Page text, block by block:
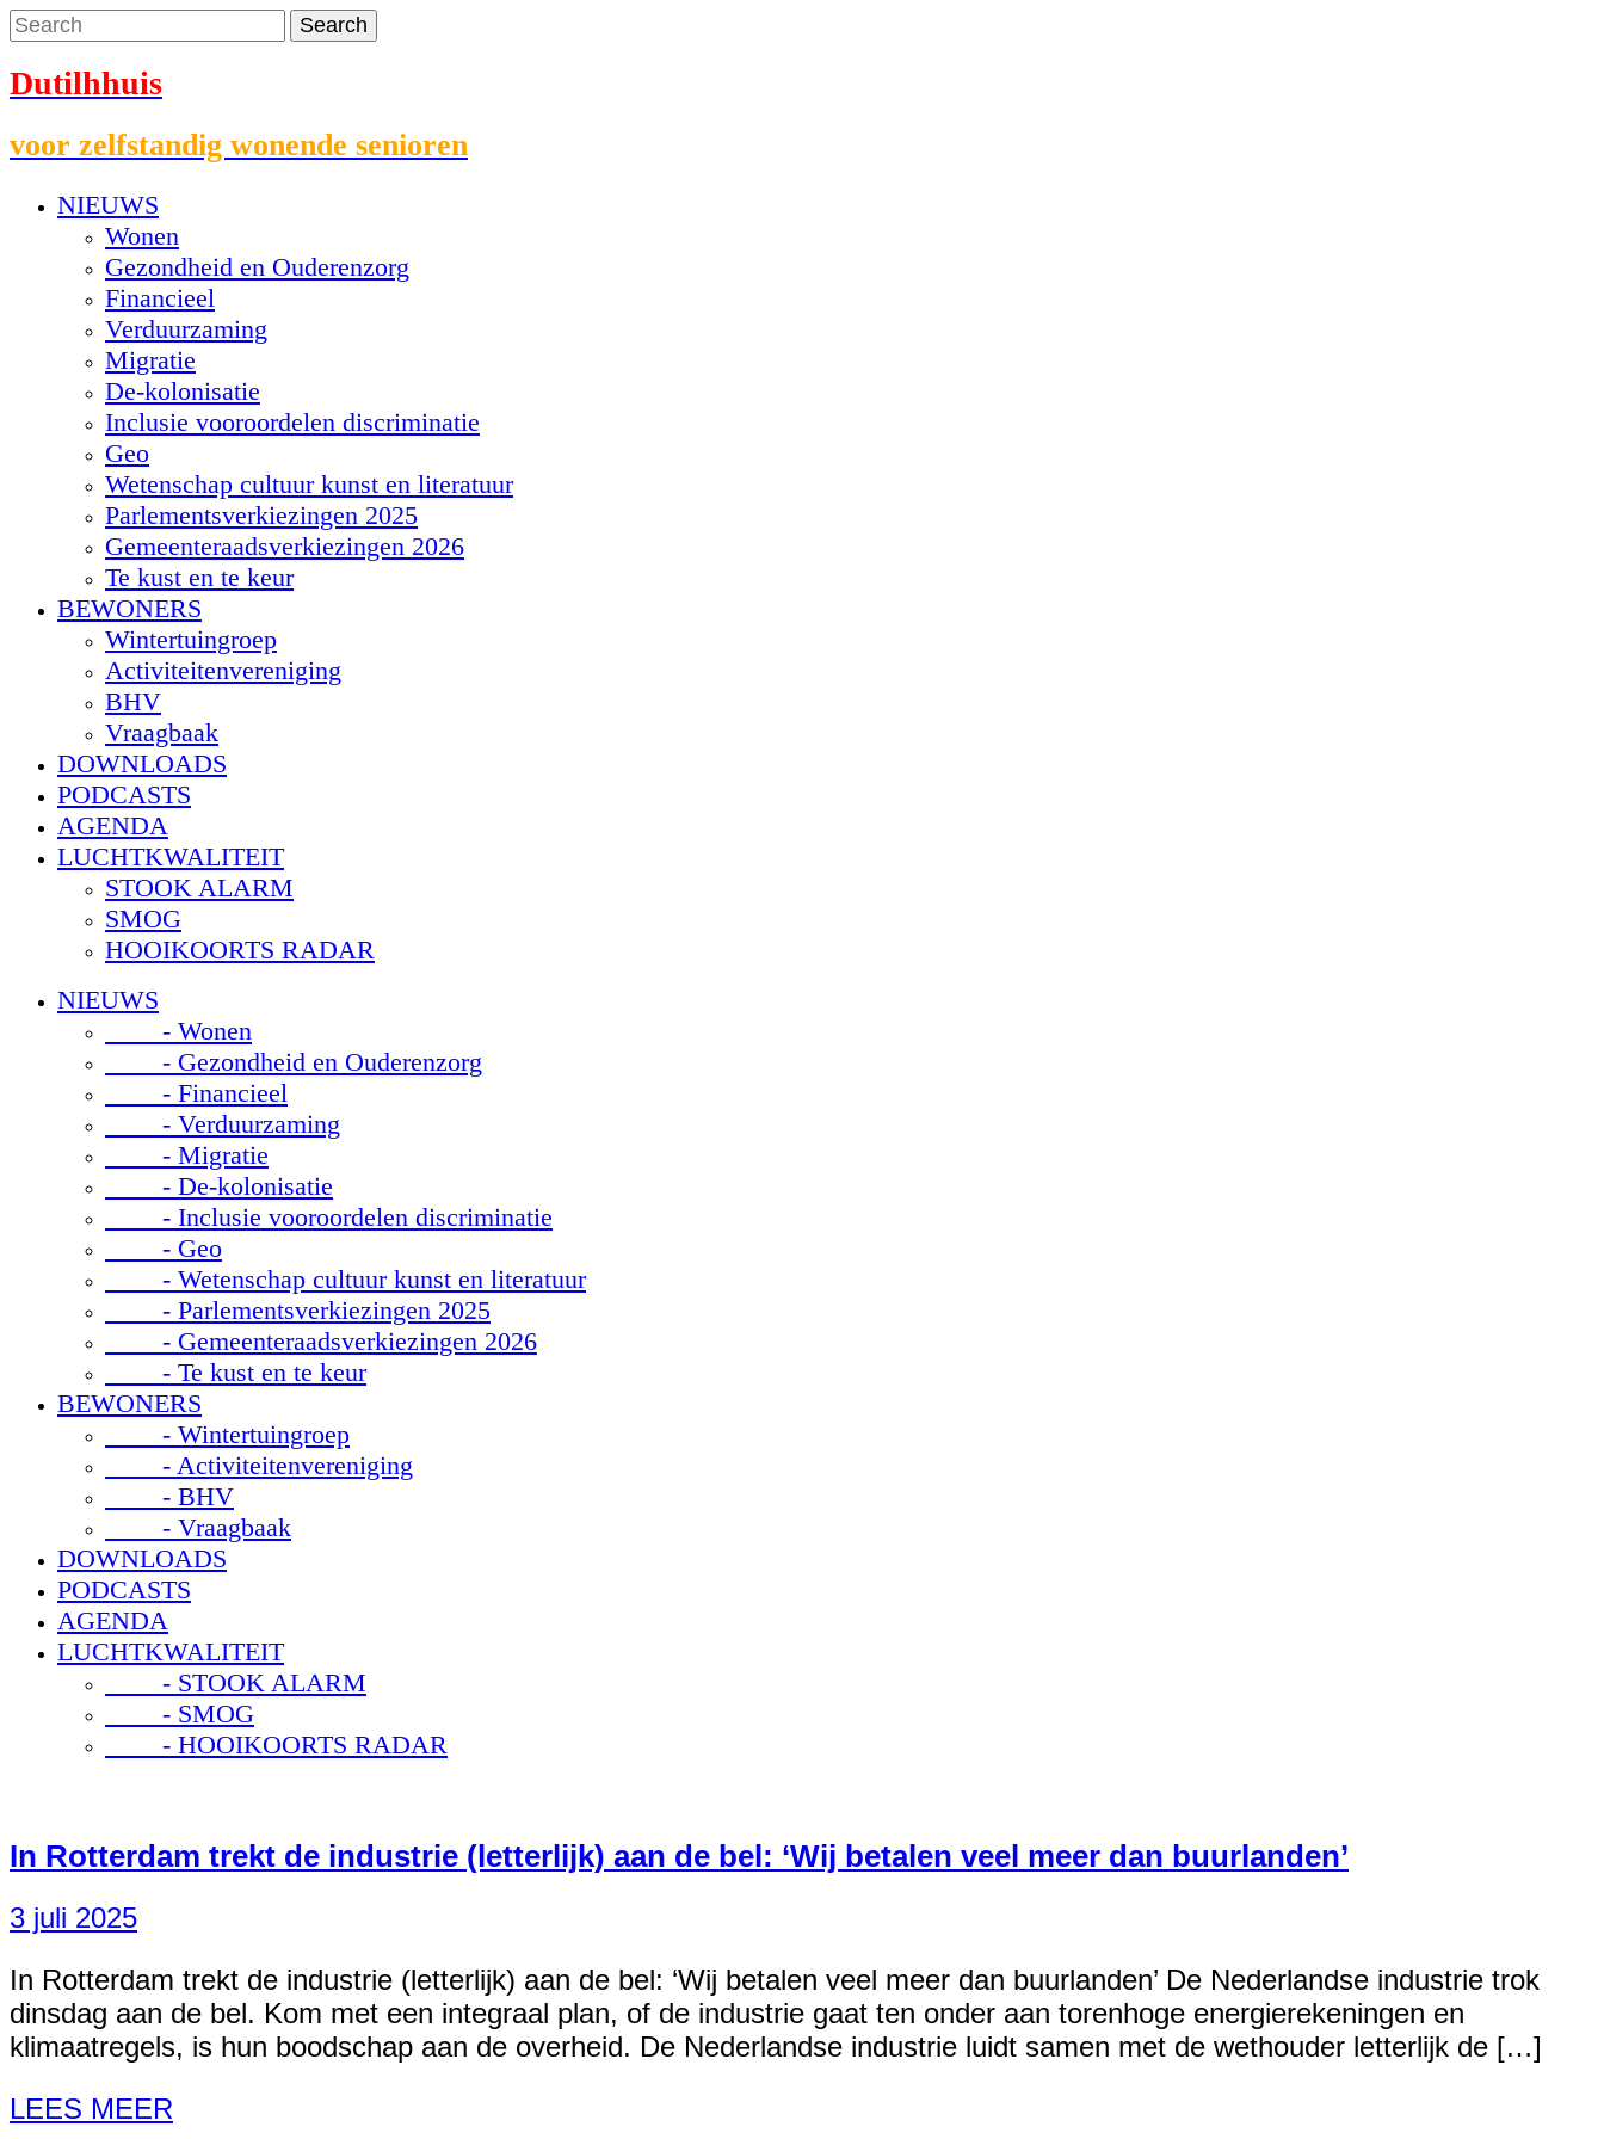
Dutilhhuis
voor zelfstandig wonende senioren
NIEUWS
Wonen
Gezondheid en Ouderenzorg
Financieel
Verduurzaming
Migratie
De-kolonisatie
Inclusie vooroordelen discriminatie
Geo
Wetenschap cultuur kunst en literatuur
Parlementsverkiezingen 2025
Gemeenteraadsverkiezingen 2026
Te kust en te keur
BEWONERS
Wintertuingroep
Activiteitenvereniging
BHV
Vraagbaak
DOWNLOADS
PODCASTS
AGENDA
LUCHTKWALITEIT
STOOK ALARM
SMOG
HOOIKOORTS RADAR
NIEUWS
- Wonen
- Gezondheid en Ouderenzorg
- Financieel
- Verduurzaming
- Migratie
- De-kolonisatie
- Inclusie vooroordelen discriminatie
- Geo
- Wetenschap cultuur kunst en literatuur
- Parlementsverkiezingen 2025
- Gemeenteraadsverkiezingen 2026
- Te kust en te keur
BEWONERS
- Wintertuingroep
- Activiteitenvereniging
- BHV
- Vraagbaak
DOWNLOADS
PODCASTS
AGENDA
LUCHTKWALITEIT
- STOOK ALARM
- SMOG
- HOOIKOORTS RADAR
In Rotterdam trekt de industrie (letterlijk) aan de bel: ‘Wij betalen veel meer dan buurlanden’
3 juli 2025
In Rotterdam trekt de industrie (letterlijk) aan de bel: ‘Wij betalen veel meer dan buurlanden’ De Nederlandse industrie trok
dinsdag aan de bel. Kom met een integraal plan, of de industrie gaat ten onder aan torenhoge energierekeningen en
klimaatregels, is hun boodschap aan de overheid. De Nederlandse industrie luidt samen met de wethouder letterlijk de […]
LEES MEER